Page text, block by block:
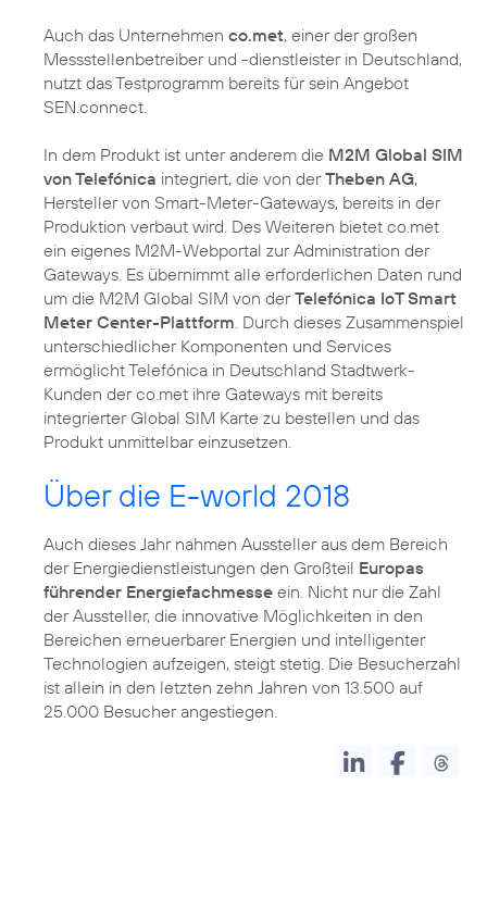
Auch das Unternehmen co.met, einer der großen
Messstellenbetreiber und -dienstleister in Deutschland,
nutzt das Testprogramm bereits für sein Angebot
SEN.connect.
In dem Produkt ist unter anderem die M2M Global SIM
von Telefónica integriert, die von derTheben AG,
Hersteller von Smart-Meter-Gateways, bereits in der
Produktion verbaut wird. Des Weiteren bietet co.met
ein eigenes M2M-Webportal zur Administration der
Gateways. Es übernimmt alle erforderlichen Daten rund
um die M2M Global SIM von derTelefónica IoT Smart
Meter Center-Plattform. Durch dieses Zusammenspiel
unterschiedlicher Komponenten und Services
ermöglicht Telefónica in Deutschland Stadtwerk-
Kunden der co.met ihre Gateways mit bereits
integrierter Global SIM Karte zu bestellen und das
Produkt unmittelbar einzusetzen.
Über die E-world 2018
Auch dieses Jahr nahmen Aussteller aus dem Bereich
der Energiedienstleistungen den Großteil Europas
führender Energiefachmesse ein. Nicht nur die Zahl
der Aussteller, die innovative Möglichkeiten in den
Bereichen erneuerbarer Energien und intelligenter
Technologien aufzeigen, steigt stetig. Die Besucherzahl
ist allein in den letzten zehn Jahren von 13.500 auf
25.000 Besucher angestiegen.